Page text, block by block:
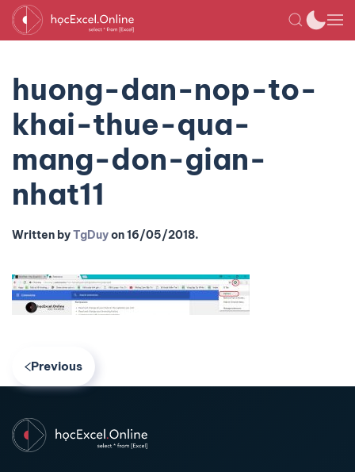
huong-dan-nop-to-
khai-thue-qua-
mang-don-gian-
nhat11
Written byTgDuyon16/05/2018.
Previous